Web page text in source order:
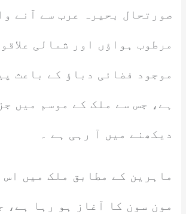
صورتحال بحیرہ عرب سے آنے
مرطوب ہواؤں اور شمالی
موجود فضائی دباؤ کے باعث
ہے، جس سے ملک کے موسم میں
دیکھنے میں آ رہی ہے ۔
ماہرین کے مطابق ملک میں اس
مون سون کا آغاز ہو رہا ہے،